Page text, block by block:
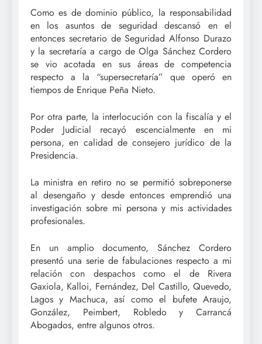
Como es de dominio público, la responsabilidad
en los asuntos de seguridad descansó en el
entonces secretario de Seguridad Alfonso Durazo
y la secretaría a cargo de Olga Sánchez Cordero
se vio acotada en sus áreas de competencia
respecto a la “supersecretaría” que operó en
tiempos de Enrique Peña Nieto.
Por otra parte, la interlocución con la fiscalía y el
Poder Judicial recayó escencialmente en mi
persona, en calidad de consejero jurídico de la
Presidencia.
La ministra en retiro no se permitió sobreponerse
al desengaño y desde entonces emprendió una
investigación sobre mi persona y mis actividades
profesionales.
En un amplio documento, Sánchez Cordero
presentó una serie de fabulaciones respecto a mi
relación con despachos como el de Rivera
Gaxiola, Kalloi, Fernández, Del Castillo, Quevedo,
Lagos y Machuca, así como el bufete Araujo,
González, Peimbert, Robledo y Carrancá
Abogados, entre algunos otros.